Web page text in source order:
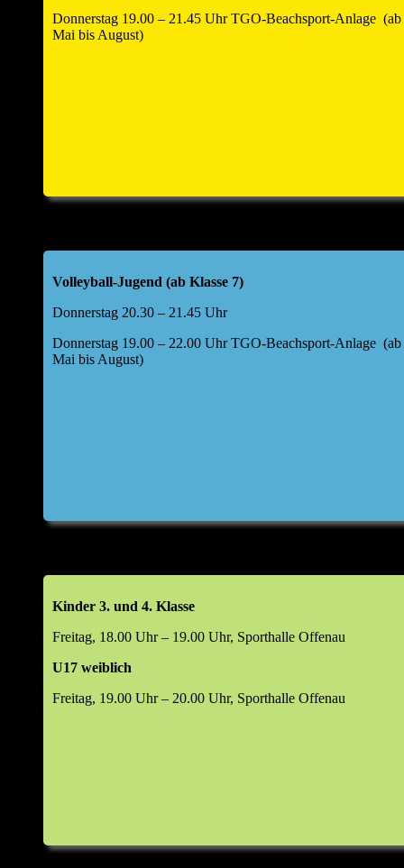
Donnerstag 19.00 – 21.45 Uhr TGO-Beachsport-Anlage (ab
Mai bis August)
Volleyball-Jugend (ab Klasse 7)
Donnerstag 20.30 – 21.45 Uhr
Donnerstag 19.00 – 22.00 Uhr TGO-Beachsport-Anlage (ab
Mai bis August)
Kinder 3. und 4. Klasse
Freitag, 18.00 Uhr – 19.00 Uhr, Sporthalle Offenau
U17 weiblich
Freitag, 19.00 Uhr – 20.00 Uhr, Sporthalle Offenau